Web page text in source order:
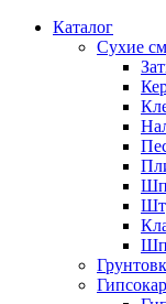
Каталог
Сухие